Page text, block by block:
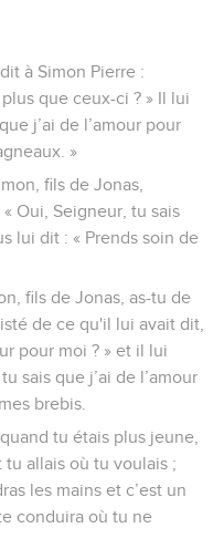
à Simon Pierre :
que ceux-ci ? » Il lui
j’ai de l’amour pour
»
fils de Jonas,
Oui, Seigneur, tu sais
lui dit : « Prends soin de
fils de Jonas, as-tu de
de ce qu'il lui avait dit,
pour moi ? » et il lui
sais que j’ai de l’amour
brebis.
tu étais plus jeune,
allais où tu voulais ;
les mains et c’est un
conduira où tu ne